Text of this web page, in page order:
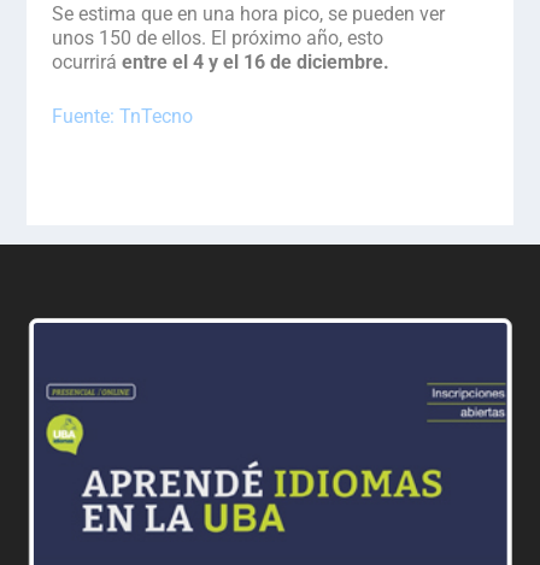
Se estima que en una hora pico, se pueden ver
unos 150 de ellos. El próximo año, esto
ocurrirá entre el 4 y el 16 de diciembre.
Fuente: TnTecno